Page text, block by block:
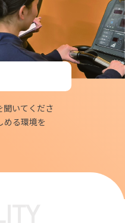
聞いてくださ
める環境を